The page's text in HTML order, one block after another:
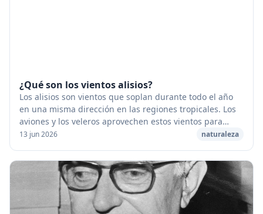
¿Qué son los vientos alisios?
Los alisios son vientos que soplan durante todo el año
en una misma dirección en las regiones tropicales. Los
aviones y los veleros aprovechen estos vientos para
aumentar su velocidad. [caption id="at...
13 jun 2026 naturaleza